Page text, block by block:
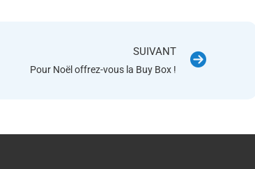
SUIVANT
Pour Noël offrez-vous la Buy Box !